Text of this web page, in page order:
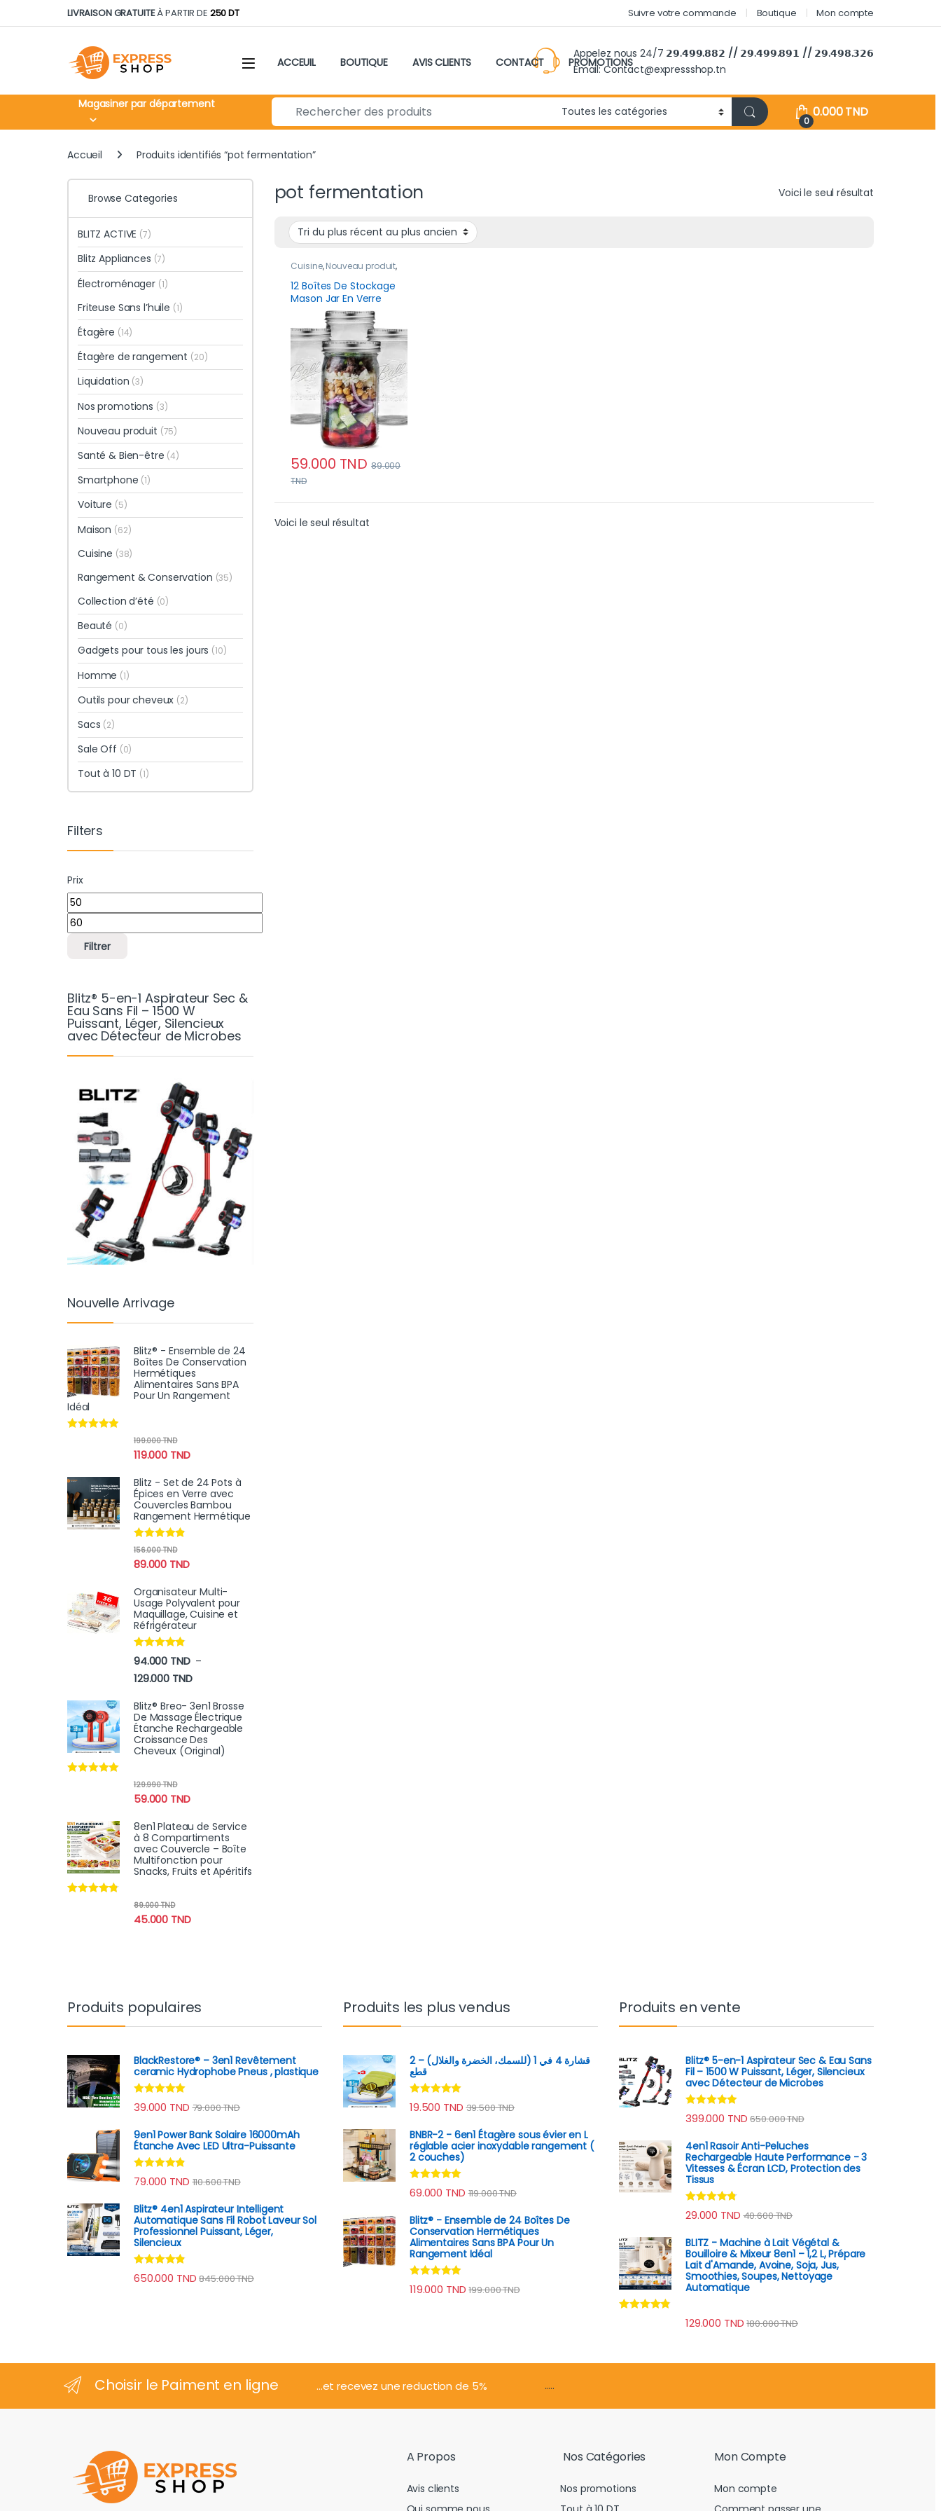
Skip to navigation
Skip to contentLIVRAISON GRATUITEÀ PARTIR DE 250 DT Suivre votre commande Boutique Mon compte
ACCEUIL BOUTIQUE AVIS CLIENTS CONTACT PROMOTIONS
Appelez nous 24/7 𝟮𝟵.𝟰𝟵𝟵.𝟴𝟴𝟮 // 𝟮𝟵.𝟰𝟵𝟵.𝟴𝟵𝟭 // 𝟮𝟵.𝟰𝟵𝟴.𝟯𝟮𝟲
Email: Contact@expressshop.tn
Magasiner par département Search for:
0
0.000TND
Accueil Produits identifiés “pot fermentation”
pot fermentation Voici le seul résultat
Cuisine,Nouveau produit,
Rangement &
Conservation
12 Boîtes De Stockage
Mason Jar En Verre
Hermétique 480 ml
Multifonction Haute
Qualité
59.000 TND 89.000
TND
Voici le seul résultat
Browse Categories
BLITZ ACTIVE (7)
Blitz Appliances (7)
Électroménager (1)
Friteuse Sans l’huile (1)
Étagère (14)
Étagère de rangement (20)
Liquidation (3)
Nos promotions (3)
Nouveau produit (75)
Santé & Bien-être (4)
Smartphone (1)
Voiture (5)
Maison (62)
Cuisine (38)
Rangement & Conservation (35)
Collection d’été (0)
Beauté (0)
Gadgets pour tous les jours (10)
Homme (1)
Outils pour cheveux (2)
Sacs (2)
Sale Off (0)
Tout à 10 DT (1)
Filters
Prix
Prix min
Prix max
Filtrer
Blitz® 5-en-1 Aspirateur Sec &
Eau Sans Fil – 1500 W
Puissant, Léger, Silencieux
avec Détecteur de Microbes
Nouvelle Arrivage
Blitz® - Ensemble de 24
Boîtes De Conservation
Hermétiques
Alimentaires Sans BPA
Pour Un Rangement
Idéal
119.000 TND
199.000TND
Blitz - Set de 24 Pots à
Épices en Verre avec
Couvercles Bambou
Rangement Hermétique
Note4.67
89.000 TND
156.000TND
Organisateur Multi-
Usage Polyvalent pour
Maquillage, Cuisine et
Réfrigérateur
Note4.70
sur 5
94.000 TND –
129.000 TNDPlage de prix : 94.000 TND à 129.000 TND
Blitz® Breo- 3en1 Brosse
De Massage Électrique
Étanche Rechargeable
Croissance Des
Cheveux (Original)
59.000 TND
129.990TND
8en1 Plateau de Service
à 8 Compartiments
avec Couvercle – Boîte
Multifonction pour
Snacks, Fruits et Apéritifs
45.000 TND
89.000TND
Produits populaires
BlackRestore® – 3en1 Revêtement
ceramic Hydrophobe Pneus , plastique
Note4.78
sur 5
39.000 TND 79.000TND
9en1 Power Bank Solaire 16000mAh
Étanche Avec LED Ultra-Puissante
Note4.70
sur 5
79.000 TND 110.600TND
Blitz® 4en1 Aspirateur Intelligent
Automatique Sans Fil Robot Laveur Sol
Professionnel Puissant, Léger,
Silencieux
Note 4.70
sur 5
650.000 TND 845.000TND
Produits les plus vendus
قشارة 4 في 1 (للسمك، الخضرة والغلال) – 2
قطع
Note4.89
sur 5
19.500 TND 39.500TND
BNBR-2 - 6en1 Étagère sous évier en L
réglable acier inoxydable rangement (
2 couches)
Note4.79
sur 5
69.000 TND 119.000TND
Blitz® - Ensemble de 24 Boîtes De
Conservation Hermétiques
Alimentaires Sans BPA Pour Un
Rangement Idéal
Note4.74
sur 5
119.000 TND 199.000TND
Produits en vente
Blitz® 5-en-1 Aspirateur Sec & Eau Sans
Fil – 1500 W Puissant, Léger, Silencieux
avec Détecteur de Microbes
Note4.78
sur 5
399.000 TND 650.000TND
4en1 Rasoir Anti-Peluches
Rechargeable Haute Performance - 3
Vitesses & Écran LCD, Protection des
Tissus
Note4.60
sur 5
29.000 TND 40.600TND
BLITZ - Machine à Lait Végétal &
Bouilloire & Mixeur 8en1 – 1,2 L, Prépare
Lait d'Amande, Avoine, Soja, Jus,
Smoothies, Soupes, Nettoyage
Automatique
129.000 TND 180.000TND
Choisir le Paiment en ligne ...et recevez une reduction de 5% .....
A Propos
Avis clients
Nos Catégories
Nos promotions
Mon Compte
Mon compte